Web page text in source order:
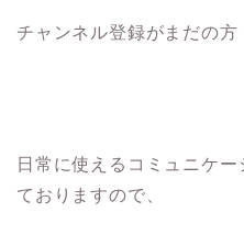
チャンネル登録がまだの方
日常に使えるコミュニケ
ておりますので、